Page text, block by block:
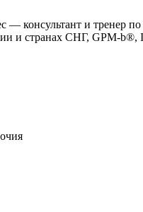
— консультант и
и странах СНГ,